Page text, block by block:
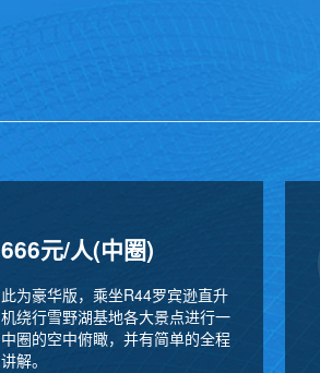
666元/人(中圈)
此为豪华版，乘坐R44罗宾逊直升
机绕行雪野湖基地各大景点进行一
中圈的空中俯瞰，并有简单的全程
讲解。